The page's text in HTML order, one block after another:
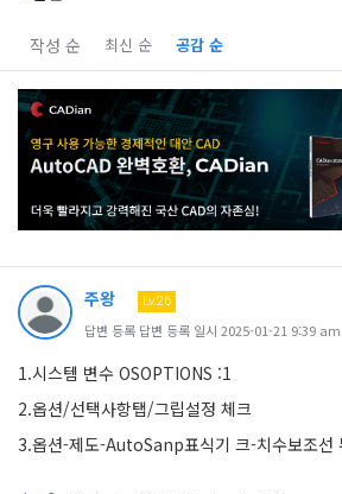
작성 순 최신 순 공감 순
주왕 Lv.26
답변 등록 답변 등록 일시 2025-01-21 9:39 am
1.시스템 변수 OSOPTIONS :1
2.옵션/선택사항탭/그립설정 체크
3.옵션-제도-AutoSanp표식기 크-치수보조선